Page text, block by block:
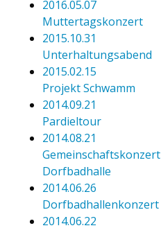
2016.05.07
Muttertagskonzert
2015.10.31
Unterhaltungsabend
2015.02.15
Projekt Schwamm
2014.09.21
Pardieltour
2014.08.21
Gemeinschaftskonzert
Dorfbadhalle
2014.06.26
Dorfbadhallenkonzert
2014.06.22